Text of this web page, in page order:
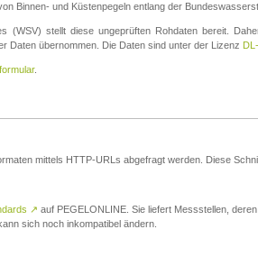
Binnen- und Küstenpegeln entlang der
(WSV) stellt diese ungeprüften Rohdaten bereit.
Daten übernommen. Die Daten sind unter der Lizenz
.
mittels HTTP-URLs abgefragt werden. Diese
↗ auf PEGELONLINE. Sie liefert Messstellen,
sich noch inkompatibel ändern.